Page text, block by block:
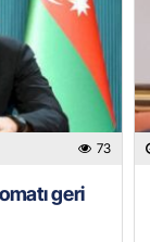
73
geri